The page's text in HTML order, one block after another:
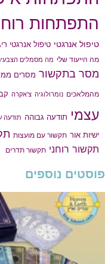
התפתחות
טיפול אנרגטי טיפול אנרגטי
מה הייעוד שלי מה מסמלים
מסר בתקשור מסרים
מהמלאכים נומרולוגיה צ'אקרה
עצמי תודעה גבוהה תודעה
ישיות אור תקשור עם מועצות
תקשור רוחני תקשור תדרים
פוסטים נוספים